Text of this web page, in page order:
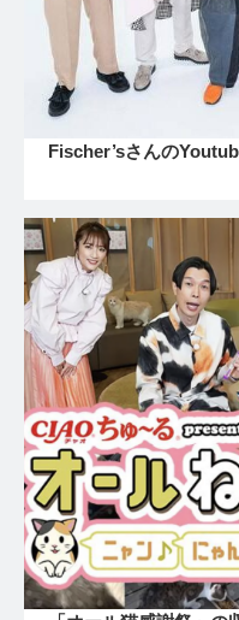
Fischer’sさんの